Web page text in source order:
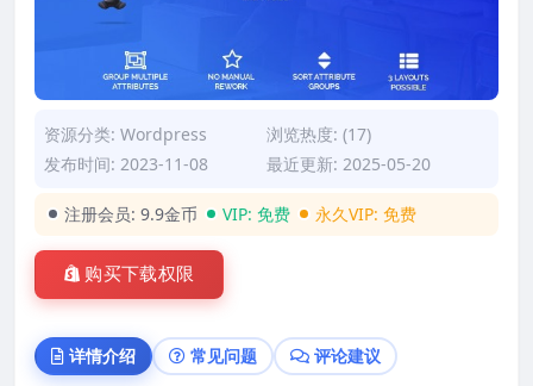
资源分类: Wordpress
浏览热度: (17)
发布时间: 2023-11-08
最近更新: 2025-05-20
注册会员: 9.9金币 VIP: 免费 永久VIP: 免费
购买下载权限
详情介绍 常见问题 评论建议